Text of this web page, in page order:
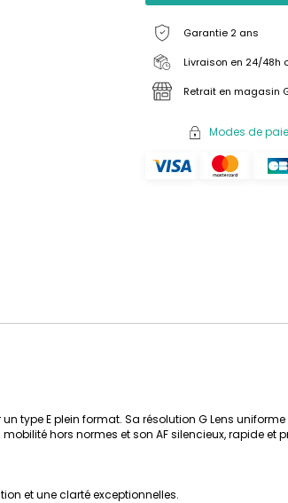
Garantie 2 ans
Livraison en 24/48h
Retrait en magasin
Modes de
type E plein format. Sa résolution G Lens uniforme
hors normes et son AF silencieux, rapide et
et une clarté exceptionnelles.